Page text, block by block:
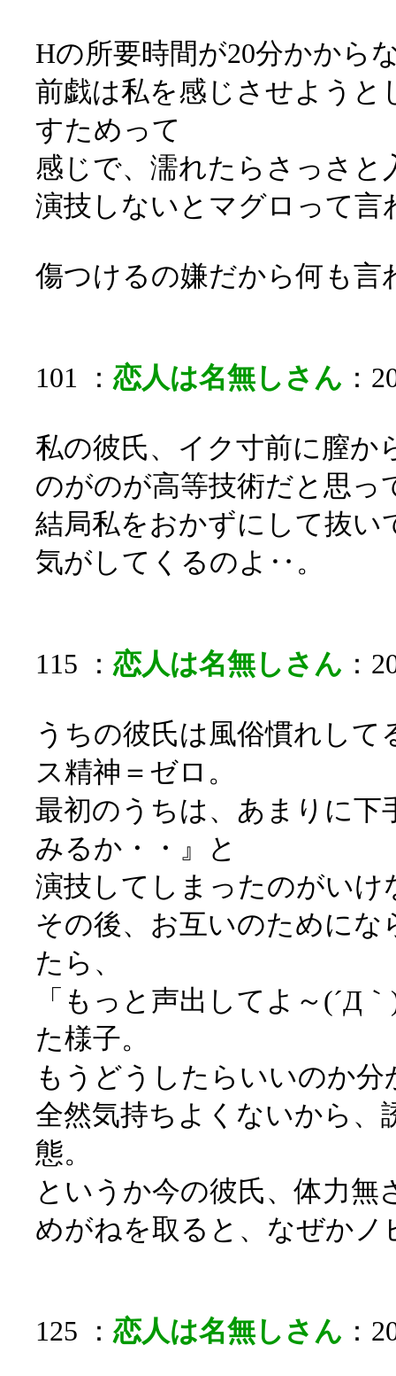
Hの所要時間が20分かから
前戯は私を感じさせよう
すためって
感じで、濡れたらさっさと
演技しないとマグロって言
傷つけるの嫌だから何も言
101 ： 恋人は名無しさん ：
私の彼氏、イク寸前に膣か
のがのが高等技術だと思っ
結局私をおかずにして抜
気がしてくるのよ‥。
115 ： 恋人は名無しさん ：
うちの彼氏は風俗慣れし
ス精神＝ゼロ。
最初のうちは、あまりに下
みるか・・』と
演技してしまったのがいけ
その後、お互いのために
たら、
「もっと声出してよ～(´Д
た様子。
もうどうしたらいいのか分
全然気持ちよくないから、
態。
というか今の彼氏、体力無
めがねを取ると、なぜかノ
125 ： 恋人は名無しさん ：